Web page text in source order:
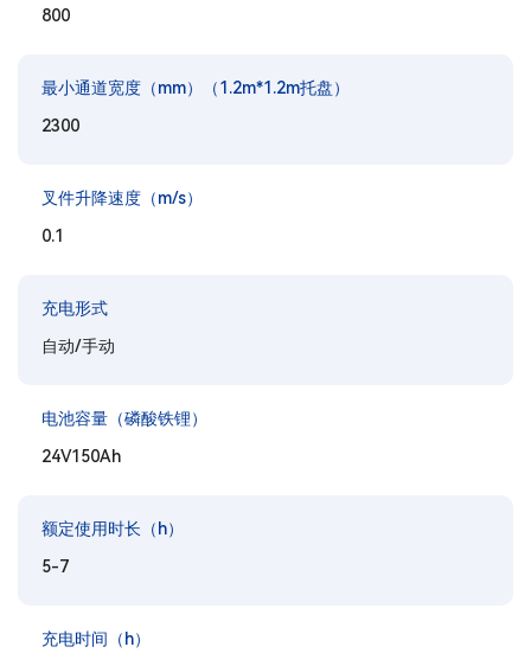
800
最小通道宽度（mm）（1.2m*1.2m托盘）
2300
叉件升降速度（m/s）
0.1
充电形式
自动/手动
电池容量（磷酸铁锂）
24V150Ah
额定使用时长（h）
5-7
充电时间（h）